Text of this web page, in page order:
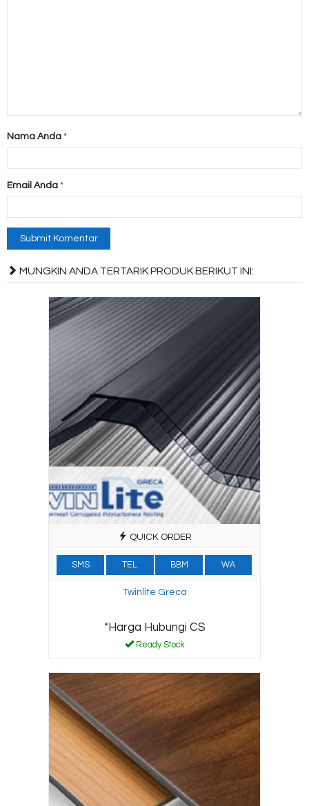
Nama Anda *
Email Anda *
MUNGKIN ANDA TERTARIK PRODUK BERIKUT INI:
QUICK ORDER
SMS TEL BBM WA
Twinlite Greca
*Harga Hubungi CS
Ready Stock